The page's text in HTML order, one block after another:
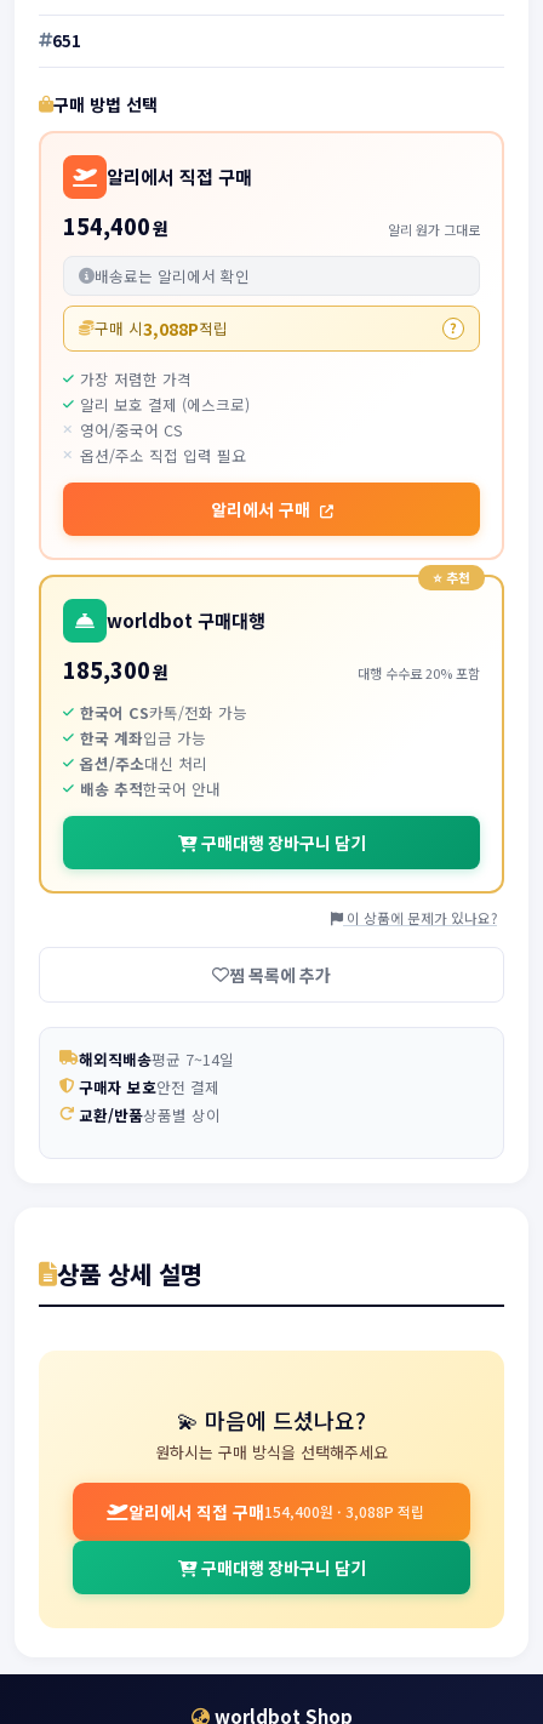
651
구매 방법 선택
알리에서 직접 구매
154,400원 알리 원가 그대로
배송료는 알리에서 확인
구매 시3,088P적립 ?
가장 저렴한 가격
알리 보호 결제 (에스크로)
영어/중국어 CS
옵션/주소 직접 입력 필요
알리에서 구매
worldbot 구매대행
185,300원 대행 수수료 20% 포함
한국어 CS카톡/전화 가능
한국 계좌입금 가능
옵션/주소대신 처리
배송 추적한국어 안내
구매대행 장바구니 담기
이 상품에 문제가 있나요?
찜 목록에 추가
해외직배송평균 7~14일
구매자 보호안전 결제
교환/반품상품별 상이
상품 상세 설명
💫 마음에 드셨나요?
원하시는 구매 방식을 선택해주세요
알리에서 직접 구매154,400원 · 3,088P 적립
구매대행 장바구니 담기
worldbot Shop